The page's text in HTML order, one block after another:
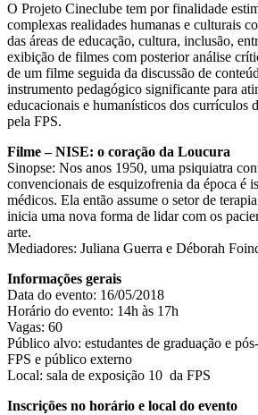
O Projeto Cineclube tem por finalidade
complexas realidades humanas e culturais
das áreas de educação, cultura, inclusão,
exibição de filmes com posterior análise
de um filme seguida da discussão de
instrumento pedagógico significante para
educacionais e humanísticos dos currículos
pela FPS.
Filme – NISE: o coração da Loucura
Sinopse: Nos anos 1950, uma psiquiatra
convencionais de esquizofrenia da época é
médicos. Ela então assume o setor de
inicia uma nova forma de lidar com os
arte.
Mediadores: Juliana Guerra e Déborah
Informações gerais
Data do evento: 16/05/2018
Horário do evento: 14h às 17h
Vagas: 60
Público alvo: estudantes de graduação e
FPS e público externo
Local: sala de exposição 10 da FPS
Inscrições no horário e local do evento